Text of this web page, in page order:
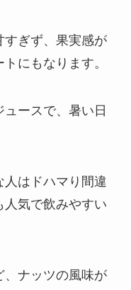
すぎず、果実感が
にもなります。
ースで、暑い日
人はドハマり間違
人気で飲みやすい
、ナッツの風味が